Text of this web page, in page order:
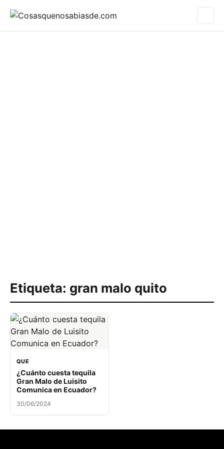
Etiqueta: gran malo quito
QUE
¿Cuánto cuesta tequila
Gran Malo de Luisito
Comunica en Ecuador?
30/06/2024